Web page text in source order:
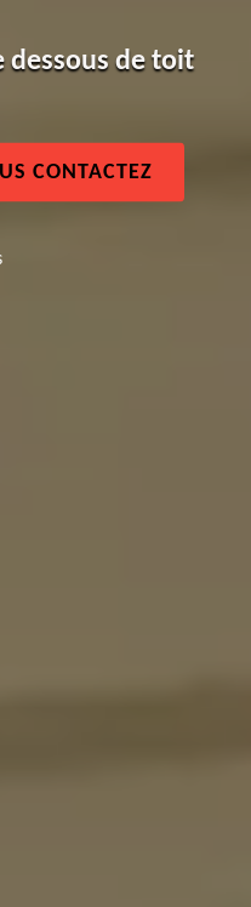
dessous de toit
CONTACTEZ